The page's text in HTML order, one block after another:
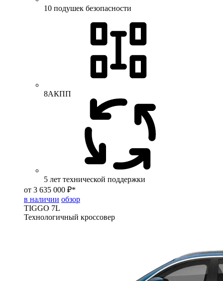
10 подушек безопасности
8АКПП
5 лет технической поддержки
от 3 635 000 ₽*
в наличии обзор
TIGGO 7L
Технологичный кроссовер